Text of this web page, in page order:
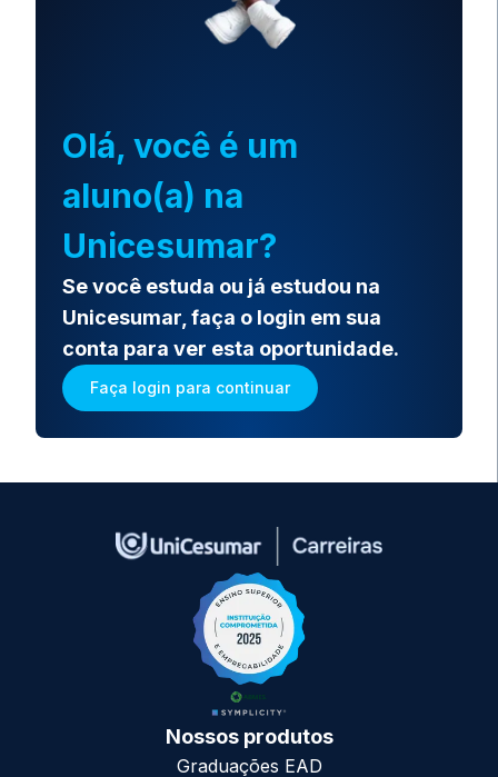
Olá, você é um
aluno(a) na
Unicesumar?
Se você estuda ou já estudou na
Unicesumar, faça o login em sua
conta para ver esta oportunidade.
Faça login para continuar
Nossos produtos
Graduações EAD